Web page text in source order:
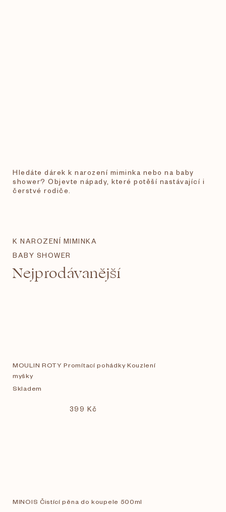
Hledáte dárek k narození miminka nebo na baby
shower? Objevte nápady, které potěší nastávající i
čerstvé rodiče.
K NAROZENÍ MIMINKA
BABY SHOWER
Nejprodávanější
MOULIN ROTY Promítací pohádky Kouzlení
myšky
Skladem
399 Kč
MINOIS Čistící pěna do koupele 500ml